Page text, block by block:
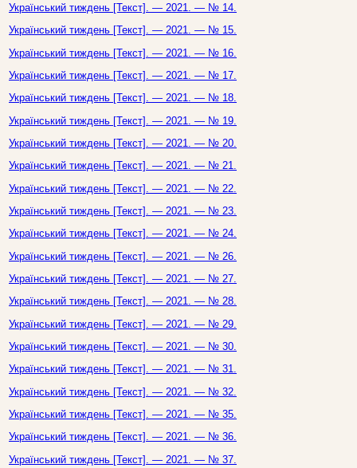
Український тиждень [Текст]. — 2021. — № 14.
Український тиждень [Текст]. — 2021. — № 15.
Український тиждень [Текст]. — 2021. — № 16.
Український тиждень [Текст]. — 2021. — № 17.
Український тиждень [Текст]. — 2021. — № 18.
Український тиждень [Текст]. — 2021. — № 19.
Український тиждень [Текст]. — 2021. — № 20.
Український тиждень [Текст]. — 2021. — № 21.
Український тиждень [Текст]. — 2021. — № 22.
Український тиждень [Текст]. — 2021. — № 23.
Український тиждень [Текст]. — 2021. — № 24.
Український тиждень [Текст]. — 2021. — № 26.
Український тиждень [Текст]. — 2021. — № 27.
Український тиждень [Текст]. — 2021. — № 28.
Український тиждень [Текст]. — 2021. — № 29.
Український тиждень [Текст]. — 2021. — № 30.
Український тиждень [Текст]. — 2021. — № 31.
Український тиждень [Текст]. — 2021. — № 32.
Український тиждень [Текст]. — 2021. — № 35.
Український тиждень [Текст]. — 2021. — № 36.
Український тиждень [Текст]. — 2021. — № 37.